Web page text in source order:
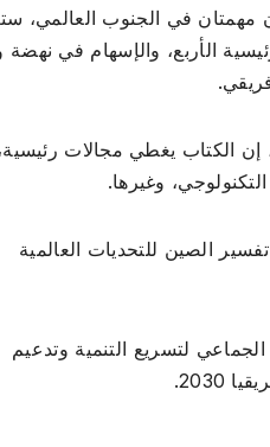
مهمتان في الجنوب العالمي،
الرئيسية الأربع، والإسهام في
إن الكتاب يغطي مجالات
وغيرها.
الصين للتحديات العالمية
لتسريع التنمية وتدعيم